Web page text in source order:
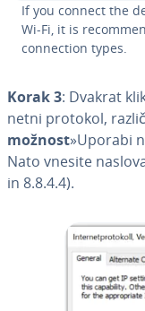
If you connect the
Wi-Fi, it is
con­nec­ti­on types.
Korak 3: Dvakrat
ne­tni protokol,
možnost»Uporabi
Nato vnesite
in 8.8.4.4).